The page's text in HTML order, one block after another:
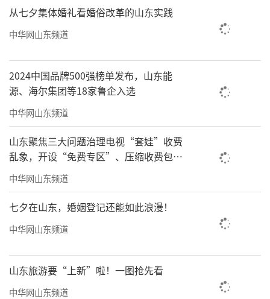
新教育形式，开展系列传统文化进校园活动，
营造浓厚传统文化氛围，让中华优秀传统文化
子成长过程中不可或缺的精神给养。
（来源：山东工程职业技术大学）
责任编辑：周龙
从七夕集体婚礼看婚俗改革的山东实践
中华网山东频道
2024中国品牌500强榜单发布，山东能
源、海尔集团等18家鲁企入选
中华网山东频道
山东聚焦三大问题治理电视“套娃”收费
乱象，开设“免费专区”、压缩收费包比
例70%以上
中华网山东频道
七夕在山东，婚姻登记还能如此浪漫！
中华网山东频道
山东旅游要“上新”啦！一图抢先看
中华网山东频道